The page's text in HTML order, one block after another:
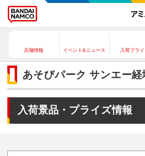
店舗情報 イベント&ニュース 入荷プラ
あそびパーク サンエー経
入荷景品・プライズ情報